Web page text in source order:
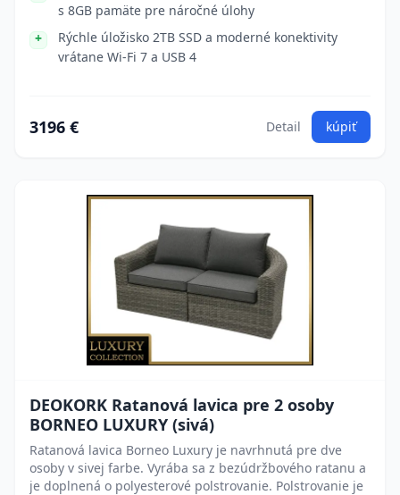
s 8GB pamäte pre náročné úlohy
Rýchle úložisko 2TB SSD a moderné konektivity
vrátane Wi-Fi 7 a USB 4
3196 € Detail kúpiť
DEOKORK Ratanová lavica pre 2 osoby
BORNEO LUXURY (sivá)
Ratanová lavica Borneo Luxury je navrhnutá pre dve
osoby v sivej farbe. Vyrába sa z bezúdržbového ratanu a
je doplnená o polyesterové polstrovanie. Polstrovanie je